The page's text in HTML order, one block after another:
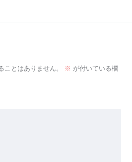
ことはありません。 ※ が付いている欄